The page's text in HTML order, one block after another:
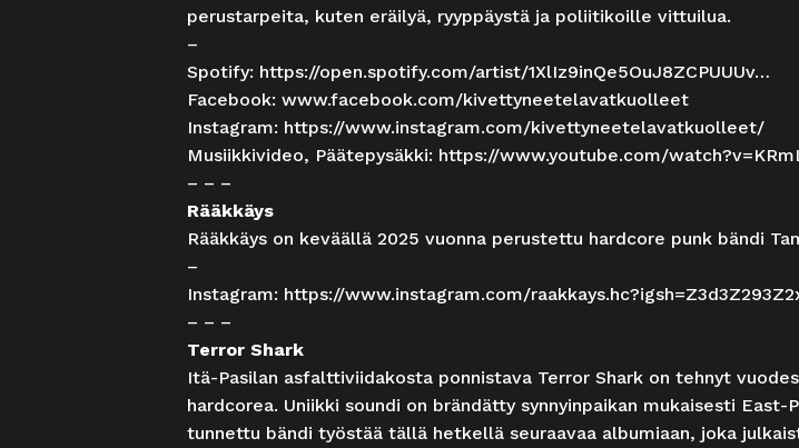
perustarpeita, kuten eräilyä, ryyppäystä ja poliitikoille vittuilua.
–
Spotify: https://open.spotify.com/artist/1XlIz9inQe5OuJ8ZCPUUUv…
Facebook: www.facebook.com/kivettyneetelavatkuolleet
Instagram: https://www.instagram.com/kivettyneetelavatkuolleet/
Musiikkivideo, Päätepysäkki: https://www.youtube.com/
– – –
Rääkkäys
Rääkkäys on keväällä 2025 vuonna perustettu hardcore punk bändi
–
Instagram: https://www.instagram.com/
– – –
Terror Shark
Itä-Pasilan asfalttiviidakosta ponnistava Terror Shark on tehnyt
hardcorea. Uniikki soundi on brändätty synnyinpaikan mukaisesti
tunnettu bändi työstää tällä hetkellä seuraavaa albumiaan, joka